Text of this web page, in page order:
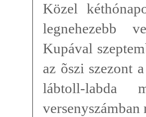
Közel
legnehezebb
Kupával
az õszi szezont
lábtoll-labda